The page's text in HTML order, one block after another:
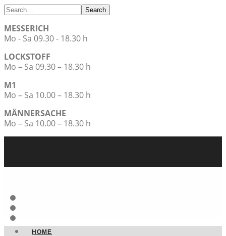
Search
MESSERICH
Mo - Sa 09.30 - 18.30 h
LOCKSTOFF
Mo – Sa 09.30 – 18.30 h
M1
Mo – Sa 10.00 – 18.30 h
MÄNNERSACHE
Mo – Sa 10.00 – 18.30 h
HOME